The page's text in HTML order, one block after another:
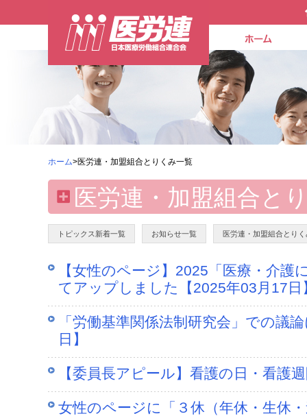
ホーム>医労連・加盟組合とりくみ一覧
医労連・加盟組合と
トピックス新着一覧 お知らせ一覧 医労連・加盟組合とり
【女性のページ】2025「医療・介
てアップしました【2025年03月17日
「労働基準関係法制研究会」での議
日】
【委員長アピール】看護の日・看護
女性のページに「３休（年休・生休